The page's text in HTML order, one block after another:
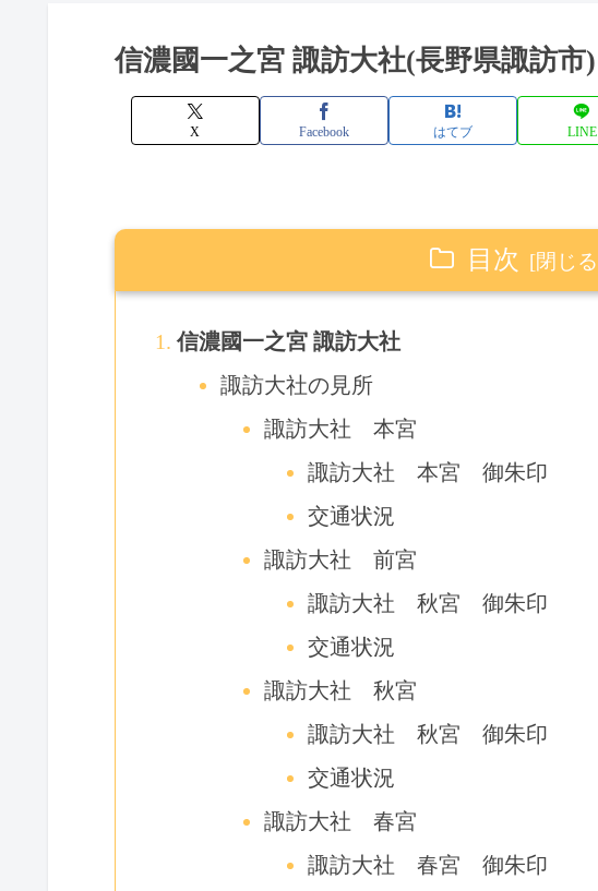
信濃國一之宮 諏訪大社(長野県諏訪市)
X Facebook はてブ LINE
目次
信濃國一之宮 諏訪大社
諏訪大社の見所
諏訪大社 本宮
諏訪大社 本宮 御朱印
交通状況
諏訪大社 前宮
諏訪大社 秋宮 御朱印
交通状況
諏訪大社 秋宮
諏訪大社 秋宮 御朱印
交通状況
諏訪大社 春宮
諏訪大社 春宮 御朱印